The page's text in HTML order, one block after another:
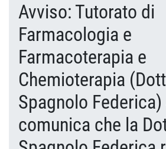
Avviso: Tutorato di
Farmacologia e
Farmacoterapia e
Chemioterapia
Spagnolo Federica)
comunica che la